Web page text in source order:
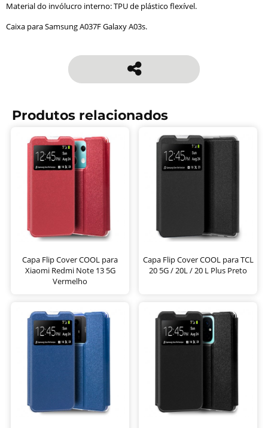
Material do invólucro interno: TPU de plástico flexível.
Caixa para Samsung A037F Galaxy A03s.
Produtos relacionados
Capa Flip Cover COOL para
Xiaomi Redmi Note 13 5G
Vermelho
Capa Flip Cover COOL para TCL
20 5G / 20L / 20 L Plus Preto